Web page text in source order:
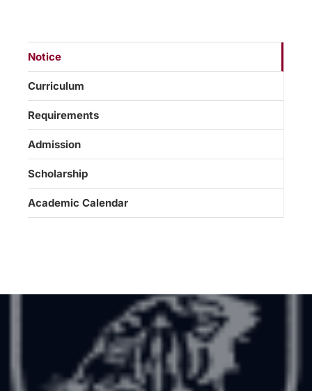
Notice
Curriculum
Requirements
Admission
Scholarship
Academic Calendar